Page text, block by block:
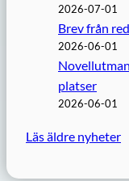
2026-07-01
Brev från
2026-06-01
platser
2026-06-01
Läs äldre nyheter